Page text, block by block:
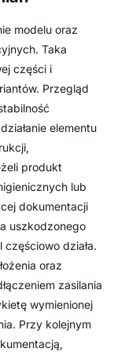
modelu oraz
Taka
części i
Przegląd
elementu
produkt
lub
dokumentacji
uszkodzonego
działa.
oraz
zasilania
wymienionej
Przy kolejnym